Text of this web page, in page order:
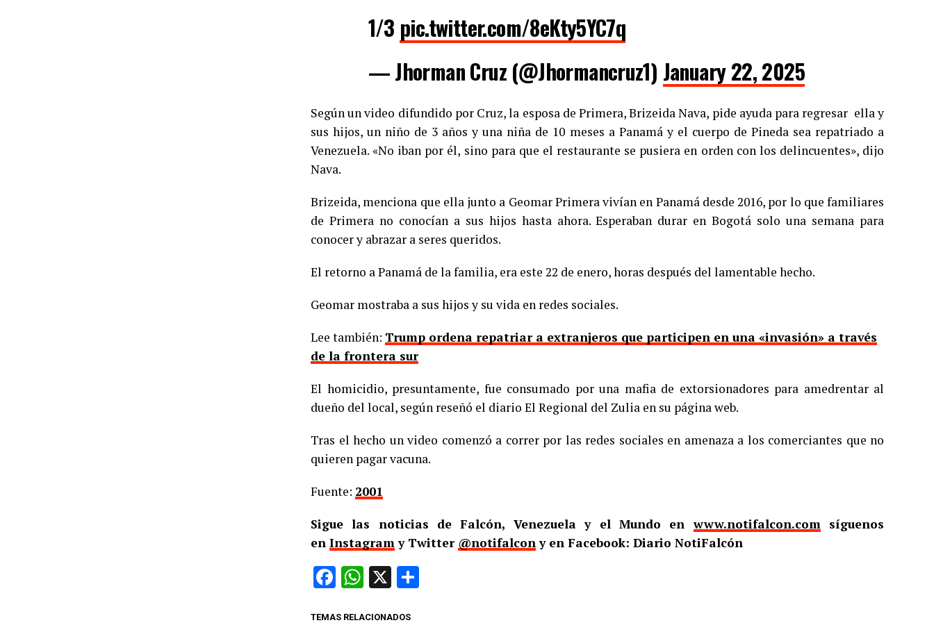
1/3 pic.twitter.com/8eKty5YC7q
— Jhorman Cruz (@Jhormancruz1) January 22, 2025
Según un video difundido por Cruz, la esposa de Primera, Brizeida Nava, pide ayuda para regresar ella y
sus hijos, un niño de 3 años y una niña de 10 meses a Panamá y el cuerpo de Pineda sea repatriado a
Venezuela. «No iban por él, sino para que el restaurante se pusiera en orden con los delincuentes», dijo
Nava.
Brizeida, menciona que ella junto a Geomar Primera vivían en Panamá desde 2016, por lo que familiares
de Primera no conocían a sus hijos hasta ahora. Esperaban durar en Bogotá solo una semana para
conocer y abrazar a seres queridos.
El retorno a Panamá de la familia, era este 22 de enero, horas después del lamentable hecho.
Geomar mostraba a sus hijos y su vida en redes sociales.
Lee también: Trump ordena repatriar a extranjeros que participen en una «invasión» a través
de la frontera sur
El homicidio, presuntamente, fue consumado por una mafia de extorsionadores para amedrentar al
dueño del local, según reseñó el diario El Regional del Zulia en su página web.
Tras el hecho un video comenzó a correr por las redes sociales en amenaza a los comerciantes que no
quieren pagar vacuna.
Fuente: 2001
Sigue las noticias de Falcón, Venezuela y el Mundo enwww.notifalcon.comsíguenos
en Instagramy Twitter @notifalcony en Facebook: Diario NotiFalcón
Facebook
WhatsApp
X
TEMAS RELACIONADOS